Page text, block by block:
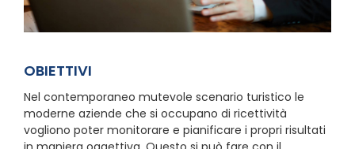
OBIETTIVI
Nel contemporaneo mutevole scenario turistico le
moderne aziende che si occupano di ricettività
vogliono poter monitorare e pianificare i propri risultati